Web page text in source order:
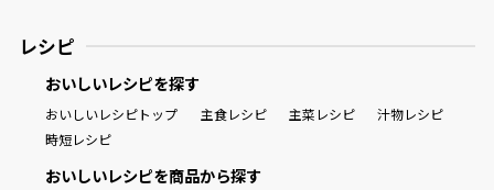
レシピ
おいしいレシピを探す
おいしいレシピトップ 主食レシピ 主菜レシピ
汁物レシピ
時短レシピ
おいしいレシピを商品から探す